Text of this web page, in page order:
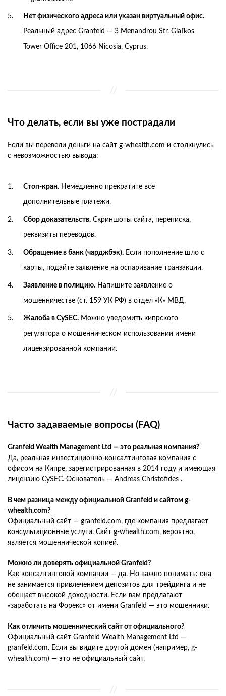
Нет физического адреса или указан виртуальный офис.
Реальный адрес Granfeld — 3 Menandrou Str. Glafkos
Tower Office 201, 1066 Nicosia, Cyprus.
Что делать, если вы уже пострадали
Если вы перевели деньги на сайт g-whealth.com и столкнулись
с невозможностью вывода:
Стоп-кран. Немедленно прекратите все
дополнительные платежи.
Сбор доказательств. Скриншоты сайта, переписка,
реквизиты переводов.
Обращение в банк (чарджбэк). Если пополнение шло с
карты, подайте заявление на оспаривание транзакции.
Заявление в полицию. Напишите заявление о
мошенничестве (ст. 159 УК РФ) в отдел «К» МВД.
Жалоба в CySEC. Можно уведомить кипрского
регулятора о мошенническом использовании имени
лицензированной компании.
Часто задаваемые вопросы (FAQ)
Granfeld Wealth Management Ltd — это реальная компания?
Да, реальная инвестиционно-консалтинговая компания с
офисом на Кипре, зарегистрированная в 2014 году и имеющая
лицензию CySEC. Основатель — Andreas Christofides .
В чем разница между официальной Granfeld и сайтом g-
whealth.com?
Официальный сайт — granfeld.com, где компания предлагает
консультационные услуги. Сайт g-whealth.com, вероятно,
является мошеннической копией.
Можно ли доверять официальной Granfeld?
Как консалтинговой компании — да. Но важно понимать: она
не занимается привлечением депозитов для трейдинга и не
обещает высокой доходности. Если вам предлагают
«заработать на Форекс» от имени Granfeld — это мошенники.
Как отличить мошеннический сайт от официального?
Официальный сайт Granfeld Wealth Management Ltd —
granfeld.com. Если вы видите другой домен (например, g-
whealth.com) — это не официальный сайт.